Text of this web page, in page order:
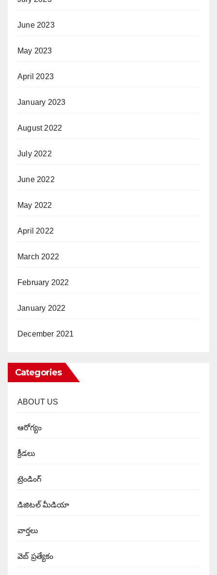
June 2023
May 2023
April 2023
January 2023
August 2022
July 2022
June 2022
May 2022
April 2022
March 2022
February 2022
January 2022
December 2021
Categories
ABOUT US
ఆరోగ్యం
క్రీడలు
ట్రెండింగ్
డిజిటల్ మీడియా
వార్త‌లు
వెబ్ ప్రత్యేకం